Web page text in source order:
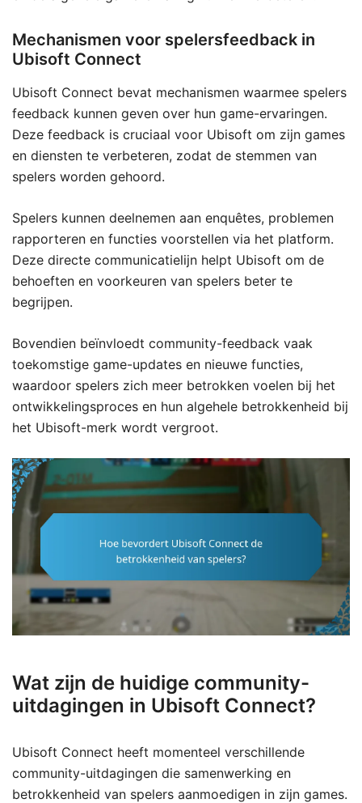
Mechanismen voor spelersfeedback in
Ubisoft Connect
Ubisoft Connect bevat mechanismen waarmee spelers
feedback kunnen geven over hun game-ervaringen.
Deze feedback is cruciaal voor Ubisoft om zijn games
en diensten te verbeteren, zodat de stemmen van
spelers worden gehoord.
Spelers kunnen deelnemen aan enquêtes, problemen
rapporteren en functies voorstellen via het platform.
Deze directe communicatielijn helpt Ubisoft om de
behoeften en voorkeuren van spelers beter te
begrijpen.
Bovendien beïnvloedt community-feedback vaak
toekomstige game-updates en nieuwe functies,
waardoor spelers zich meer betrokken voelen bij het
ontwikkelingsproces en hun algehele betrokkenheid bij
het Ubisoft-merk wordt vergroot.
Wat zijn de huidige community-
uitdagingen in Ubisoft Connect?
Ubisoft Connect heeft momenteel verschillende
community-uitdagingen die samenwerking en
betrokkenheid van spelers aanmoedigen in zijn games.